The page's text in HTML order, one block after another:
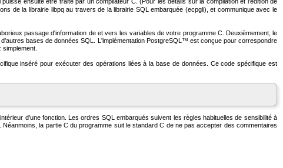
de la librairie libpq au travers de la librairie SQL embarquée (ecpgli), et communique avec le
passage d'information de et vers les variables de votre programme C. Deuxièmement, le
bases de donnéesSQL . L'implémentation PostgreSQL ™ est conçue pour correspondre
inséré pour exécuter des opérations liées à la base de données. Ce code spécifique est
d'une fonction. Les ordres SQL
embarqués suivent les règles habituelles de sensibilité à
la partie C du programme suit le standard C de ne pas accepter des commentaires